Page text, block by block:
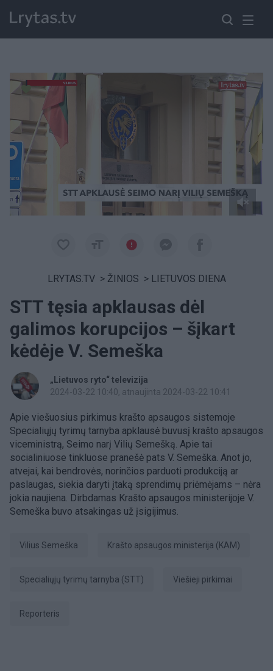
Paremkite Ukrainą
LRYTAS.TV > ŽINIOS > LIETUVOS DIENA
STT tęsia apklausas dėl
galimos korupcijos – šįkart
kėdėje V. Semeška
„Lietuvos ryto“ televizija
2024-03-22 10:40, atnaujinta 2024-03-22 10:41
Apie viešuosius pirkimus krašto apsaugos sistemoje
Specialiųjų tyrimų tarnyba apklausė buvusį krašto apsaugos
viceministrą, Seimo narį Vilių Semešką. Apie tai
socialiniuose tinkluose pranešė pats V. Semeška. Anot jo,
atvejai, kai bendrovės, norinčios parduoti produkciją ar
paslaugas, siekia daryti įtaką sprendimų priėmėjams – nėra
jokia naujiena. Dirbdamas Krašto apsaugos ministerijoje V.
Semeška buvo atsakingas už įsigijimus.
Vilius Semeška Krašto apsaugos ministerija (KAM)
Specialiųjų tyrimų tarnyba (STT) viešieji pirkimai
Reporteris